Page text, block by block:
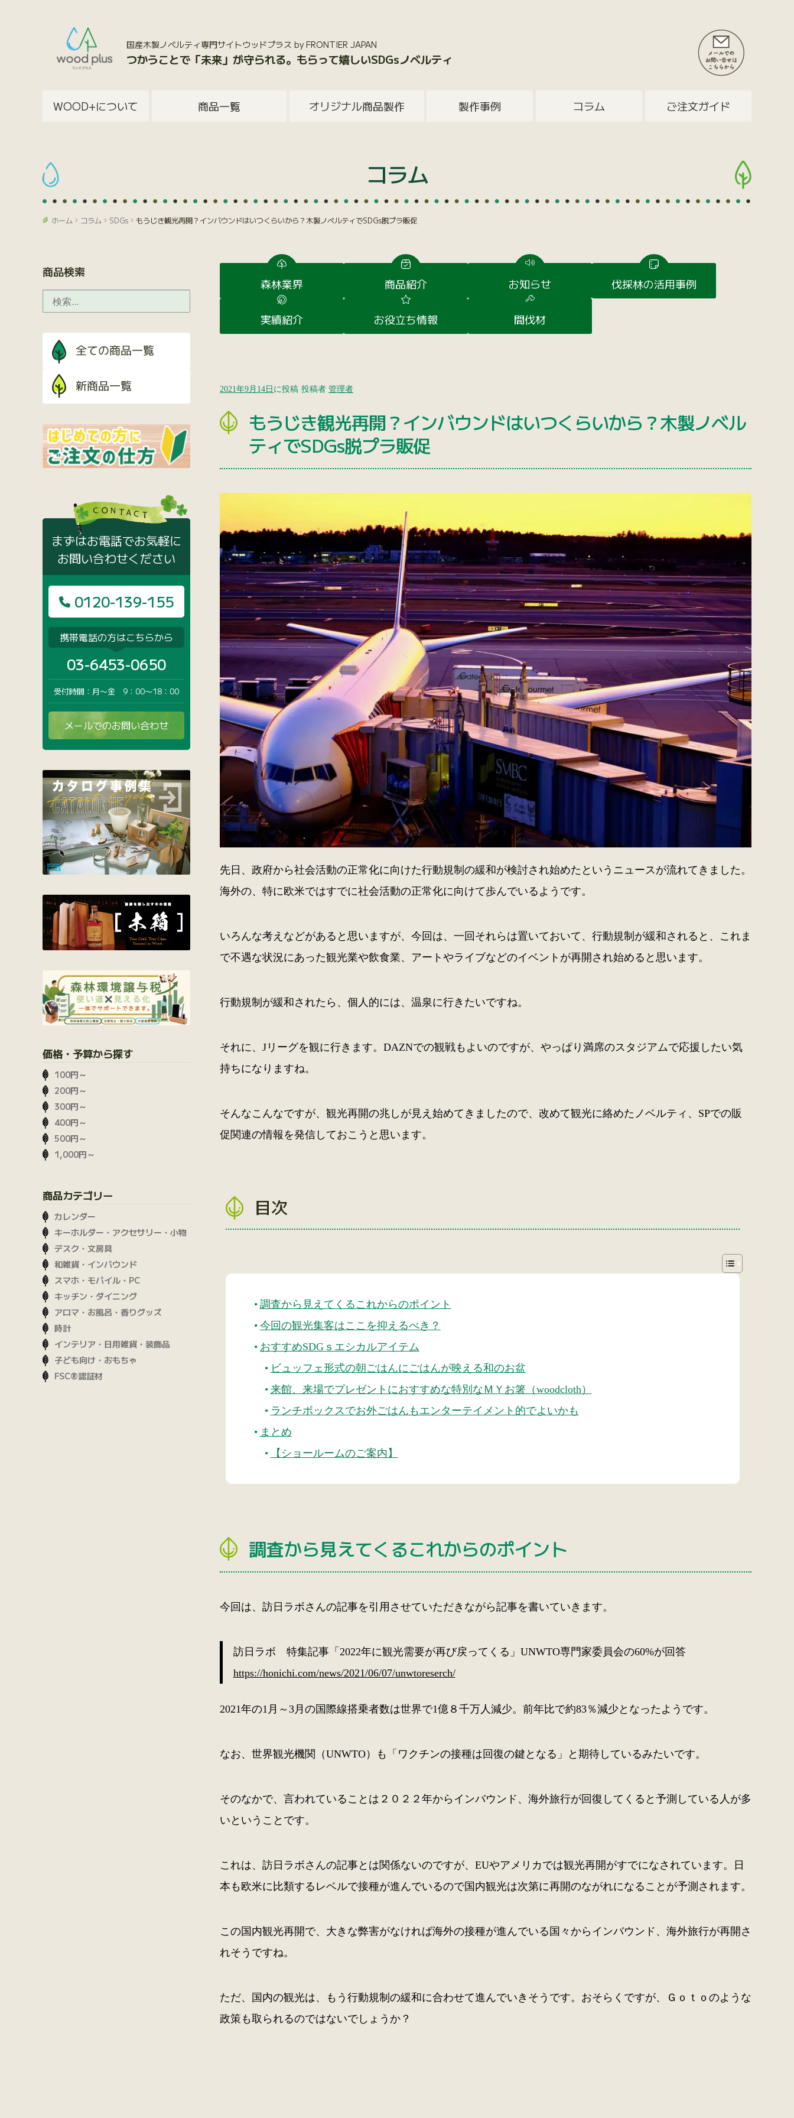
国産木製ノベルティ専門サイトウッドプラス by FRONTIER JAPAN
つかうことで「未来」が守られる。もらって嬉しいSDGsノベルティ
WOOD+について 商品一覧 オリジナル商品製作 製作事例 コラム ご注文ガイド
コラム
ホーム コラム SDGs もうじき観光再開？インバウンドはいつくらいから？木製ノベルティでSDGs脱プラ販促
森林業界 商品紹介 お知らせ 伐採林の活用事例
実績紹介 お役立ち情報 間伐材
2021年9月14日 に投稿 投稿者 管理者
もうじき観光再開？インバウンドはいつくらいから？木製ノベル
ティでSDGs脱プラ販促
先日、政府から社会活動の正常化に向けた行動規制の緩和が検討され始めたというニュースが流れてきました。
海外の、特に欧米ではすでに社会活動の正常化に向けて歩んでいるようです。
いろんな考えなどがあると思いますが、今回は、一回それらは置いておいて、行動規制が緩和されると、これま
で不遇な状況にあった観光業や飲食業、アートやライブなどのイベントが再開され始めると思います。
行動規制が緩和されたら、個人的には、温泉に行きたいですね。
それに、Jリーグを観に行きます。DAZNでの観戦もよいのですが、やっぱり満席のスタジアムで応援したい気
持ちになりますね。
そんなこんなですが、観光再開の兆しが見え始めてきましたので、改めて観光に絡めたノベルティ、SPでの販
促関連の情報を発信しておこうと思います。
目次
調査から見えてくるこれからのポイント
今回の観光集客はここを抑えるべき？
おすすめSDGｓエシカルアイテム
ビュッフェ形式の朝ごはんにごはんが映える和のお盆
来館、来場でプレゼントにおすすめな特別なＭＹお箸（woodcloth）
ランチボックスでお外ごはんもエンターテイメント的でよいかも
まとめ
【ショールームのご案内】
調査から見えてくるこれからのポイント
今回は、訪日ラボさんの記事を引用させていただきながら記事を書いていきます。
訪日ラボ 特集記事「2022年に観光需要が再び戻ってくる」UNWTO専門家委員会の60%が回答
https://honichi.com/news/2021/06/07/unwtoreserch/
2021年の1月～3月の国際線搭乗者数は世界で1億８千万人減少。前年比で約83％減少となったようです。
なお、世界観光機関（UNWTO）も「ワクチンの接種は回復の鍵となる」と期待しているみたいです。
そのなかで、言われていることは２０２２年からインバウンド、海外旅行が回復してくると予測している人が多
いということです。
これは、訪日ラボさんの記事とは関係ないのですが、EUやアメリカでは観光再開がすでになされています。日
本も欧米に比類するレベルで接種が進んでいるので国内観光は次第に再開のながれになることが予測されます。
この国内観光再開で、大きな弊害がなければ海外の接種が進んでいる国々からインバウンド、海外旅行が再開さ
れそうですね。
ただ、国内の観光は、もう行動規制の緩和に合わせて進んでいきそうです。おそらくですが、Ｇｏｔｏのような
政策も取られるのではないでしょうか？
商品検索
まずはお電話でお気軽に
お問い合わせください
0120-139-155
携帯電話の方はこちらから
03-6453-0650
受付時間：月〜金 9：00〜18：00
メールでのお問い合わせ
価格・予算から探す
100円～
200円～
300円～
400円～
500円～
1,000円～
商品カテゴリー
カレンダー
キーホルダー・アクセサリー・小物
デスク・文房具
和雑貨・インバウンド
スマホ・モバイル・PC
キッチン・ダイニング
アロマ・お風呂・香りグッズ
時計
インテリア・日用雑貨・装飾品
子ども向け・おもちゃ
FSC®認証材